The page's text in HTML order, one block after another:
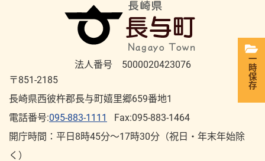
法人番号 5000020423076
〒851-2185
長崎県西彼杵郡長与町嬉里郷659番地1
電話番号:095-883-1111
Fax:095-883-1464
開庁時間：平⽇8時45分～17時30分（祝⽇・年末年始除
く）
一時保存